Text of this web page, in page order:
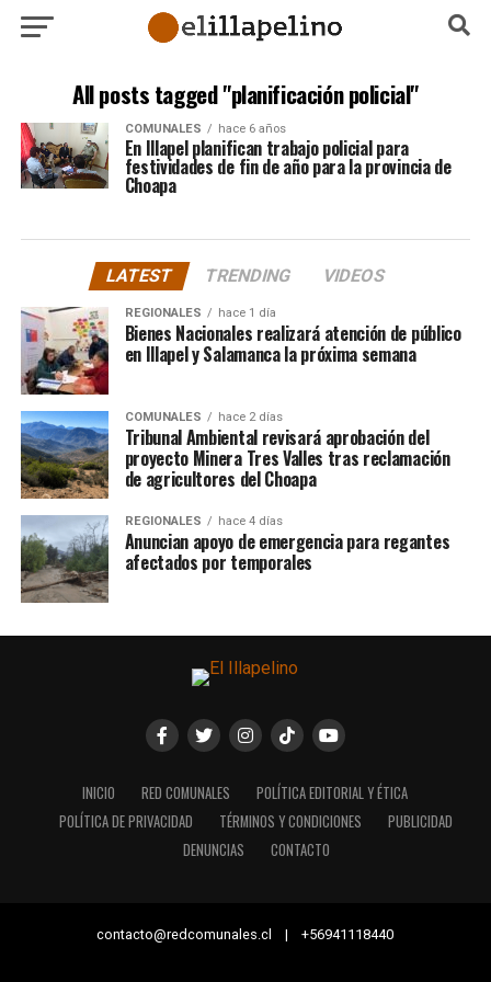
All posts tagged "planificación policial"
COMUNALES hace 6 años
En Illapel planifican trabajo policial para
festividades de fin de año para la provincia de
Choapa
LATEST TRENDING VIDEOS
REGIONALES hace 1 día
Bienes Nacionales realizará atención de público
en Illapel y Salamanca la próxima semana
COMUNALES hace 2 días
Tribunal Ambiental revisará aprobación del
proyecto Minera Tres Valles tras reclamación
de agricultores del Choapa
REGIONALES hace 4 días
Anuncian apoyo de emergencia para regantes
afectados por temporales
INICIO RED COMUNALES
POLÍTICA EDITORIAL Y ÉTICA
POLÍTICA DE PRIVACIDAD
TÉRMINOS Y CONDICIONES
PUBLICIDAD
DENUNCIAS
CONTACTO
contacto@redcomunales.cl | +56941118440